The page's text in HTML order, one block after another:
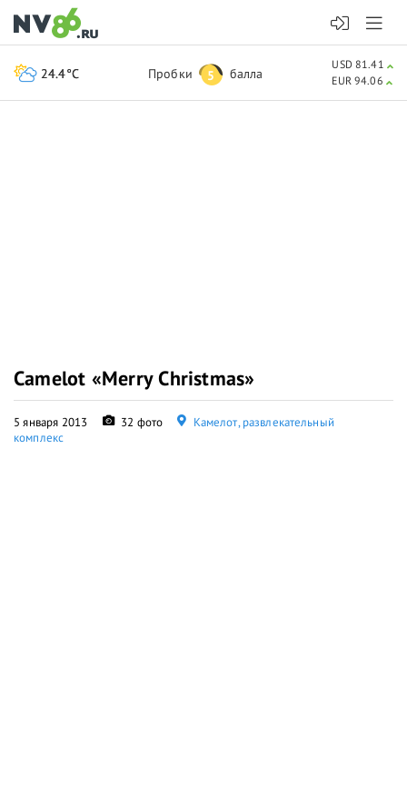
Camelot «Merry Christmas»
5 января 2013 32 фото
Камелот, развлекательный
комплекс
24.4°C Пробки 5 балла
USD 81.41
EUR 94.06